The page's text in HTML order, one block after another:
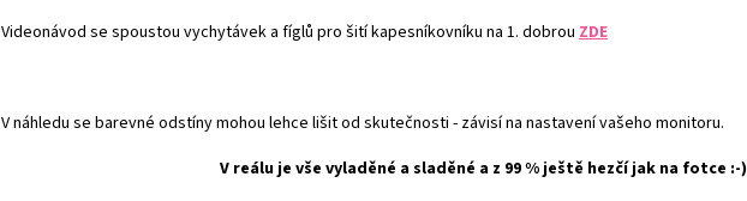
Videonávod se spoustou vychytávek a fíglů pro šití kapesníkovníku na 1. dobrou ZDE
V náhledu se barevné odstíny mohou lehce lišit od skutečnosti - závisí na nastavení vašeho monitoru.
V reálu je vše vyladěné a sladěné a z 99 % ještě hezčí jak na fotce :-)